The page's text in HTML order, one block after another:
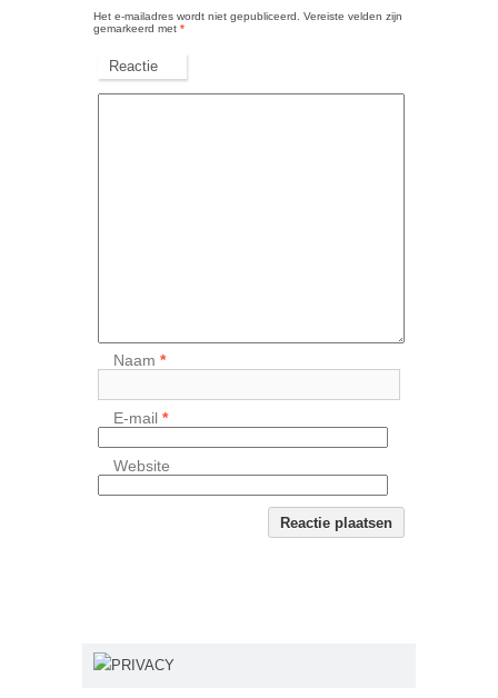
Het e-mailadres wordt niet gepubliceerd.
Vereiste velden zijn
gemarkeerd met *
Reactie
Naam*
E-mail*
Website
PRIVACY